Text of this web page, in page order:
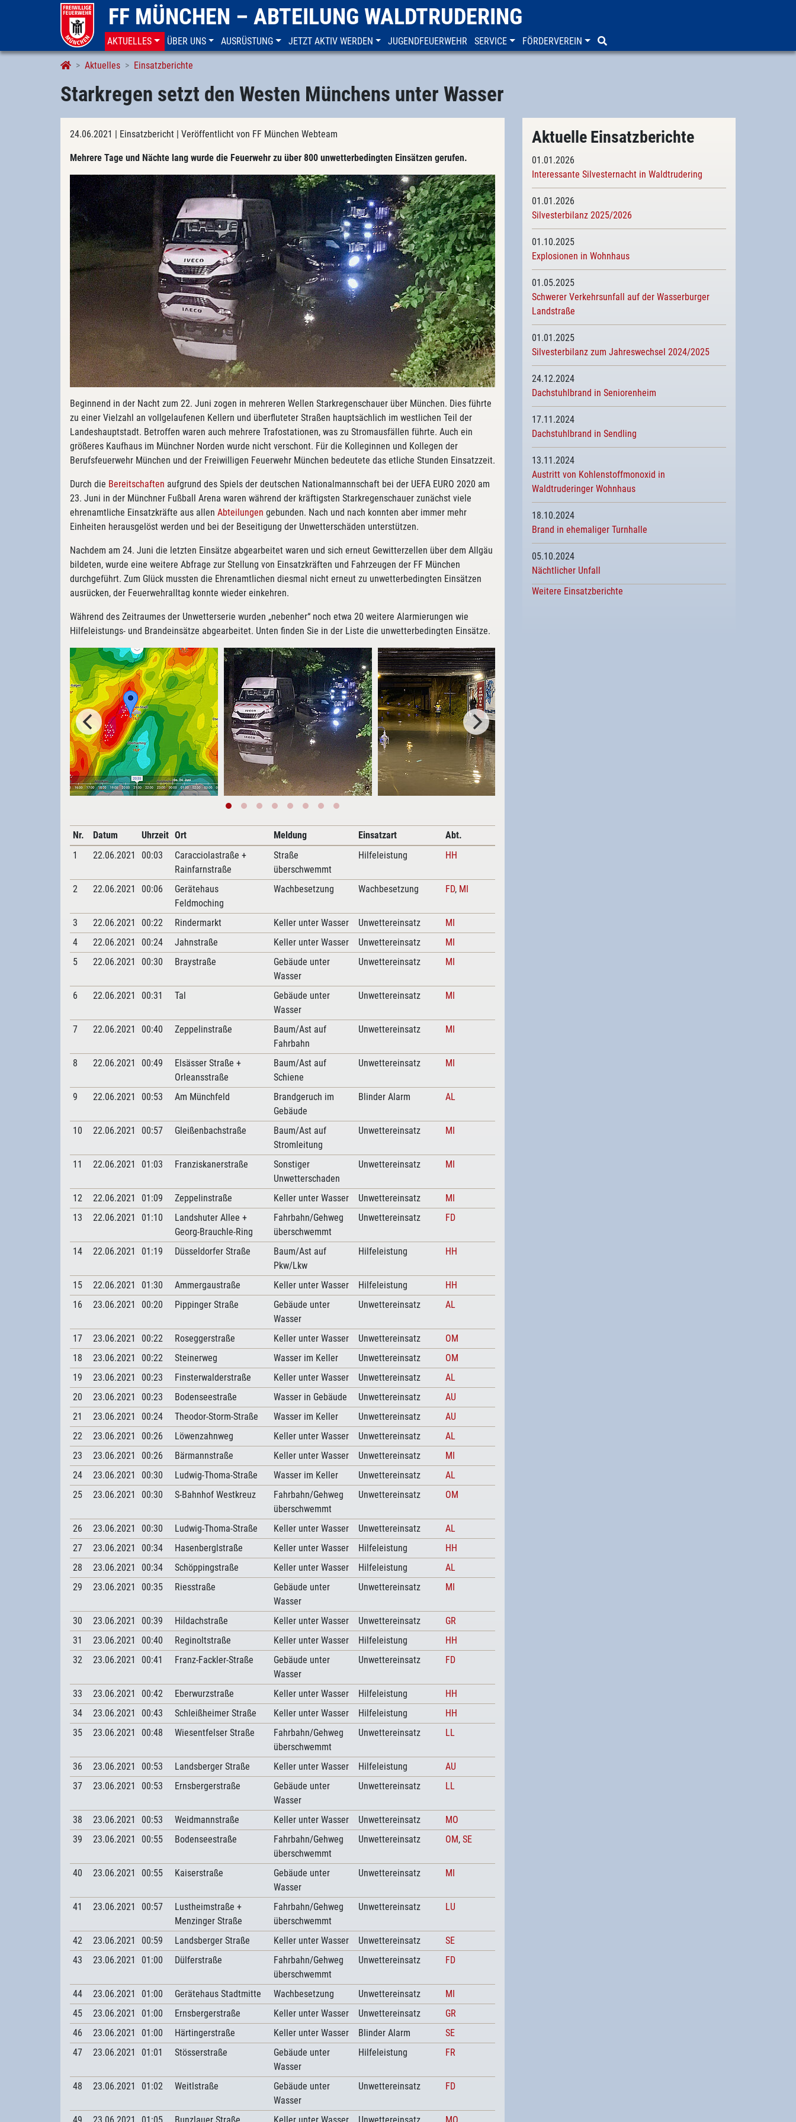
FF MÜNCHEN – ABTEILUNG WALDTRUDERING
AKTUELLES ÜBER UNS AUSRÜSTUNG JETZT AKTIV WERDEN JUGENDFEUERWEHR SERVICE FÖRDERVEREIN
Aktuelles Einsatzberichte
Starkregen setzt den Westen Münchens unter Wasser
24.06.2021 | Einsatzbericht | Veröffentlicht von FF München Webteam
Mehrere Tage und Nächte lang wurde die Feuerwehr zu über 800 unwetterbedingten Einsätzen gerufen.
Beginnend in der Nacht zum 22. Juni zogen in mehreren Wellen Starkregenschauer über München. Dies führte
zu einer Vielzahl an vollgelaufenen Kellern und überfluteter Straßen hauptsächlich im westlichen Teil der
Landeshauptstadt. Betroffen waren auch mehrere Trafostationen, was zu Stromausfällen führte. Auch ein
größeres Kaufhaus im Münchner Norden wurde nicht verschont. Für die Kolleginnen und Kollegen der
Berufsfeuerwehr München und der Freiwilligen Feuerwehr München bedeutete das etliche Stunden Einsatzzeit.
Durch die Bereitschaften aufgrund des Spiels der deutschen Nationalmannschaft bei der UEFA EURO 2020 am
23. Juni in der Münchner Fußball Arena waren während der kräftigsten Starkregenschauer zunächst viele
ehrenamtliche Einsatzkräfte aus allen Abteilungen gebunden. Nach und nach konnten aber immer mehr
Einheiten herausgelöst werden und bei der Beseitigung der Unwetterschäden unterstützen.
Nachdem am 24. Juni die letzten Einsätze abgearbeitet waren und sich erneut Gewitterzellen über dem Allgäu
bildeten, wurde eine weitere Abfrage zur Stellung von Einsatzkräften und Fahrzeugen der FF München
durchgeführt. Zum Glück mussten die Ehrenamtlichen diesmal nicht erneut zu unwetterbedingten Einsätzen
ausrücken, der Feuerwehralltag konnte wieder einkehren.
Während des Zeitraumes der Unwetterserie wurden „nebenher“ noch etwa 20 weitere Alarmierungen wie
Hilfeleistungs- und Brandeinsätze abgearbeitet. Unten finden Sie in der Liste die unwetterbedingten Einsätze.
Nr. Datum Uhrzeit Ort Meldung Einsatzart
Abt.
1
22.06.2021 00:03
Caracciolastraße +
Rainfarnstraße
Straße
überschwemmt
Hilfeleistung HH
2 22.06.2021 00:06
Gerätehaus
Feldmoching
Wachbesetzung Wachbesetzung FD, MI
3 22.06.2021 00:22 Rindermarkt Keller unter Wasser Unwettereinsatz
MI
4
22.06.2021 00:24 Jahnstraße Keller unter Wasser Unwettereinsatz
MI
5
22.06.2021 00:30 Braystraße
Gebäude unter
Wasser
Unwettereinsatz MI
6 22.06.2021 00:31 Tal
Gebäude unter
Wasser
Unwettereinsatz MI
7 22.06.2021 00:40 Zeppelinstraße
Baum/Ast auf
Fahrbahn
Unwettereinsatz MI
8 22.06.2021 00:49
Elsässer Straße +
Orleansstraße
Baum/Ast auf
Schiene
Unwettereinsatz MI
9 22.06.2021 00:53 Am Münchfeld
Brandgeruch im
Gebäude
Blinder Alarm AL
10 22.06.2021 00:57 Gleißenbachstraße
Baum/Ast auf
Stromleitung
Unwettereinsatz MI
11 22.06.2021 01:03 Franziskanerstraße
Sonstiger
Unwetterschaden
Unwettereinsatz MI
12 22.06.2021 01:09 Zeppelinstraße Keller unter Wasser Unwettereinsatz
MI
13
22.06.2021 01:10
Landshuter Allee +
Georg-Brauchle-Ring
Fahrbahn/Gehweg
überschwemmt
Unwettereinsatz FD
14 22.06.2021 01:19 Düsseldorfer Straße
Baum/Ast auf
Pkw/Lkw
Hilfeleistung HH
15 22.06.2021 01:30 Ammergaustraße Keller unter Wasser Hilfeleistung
HH
16
23.06.2021 00:20 Pippinger Straße
Gebäude unter
Wasser
Unwettereinsatz AL
17 23.06.2021 00:22 Roseggerstraße Keller unter Wasser Unwettereinsatz
OM
18
23.06.2021 00:22 Steinerweg Wasser im Keller Unwettereinsatz
OM
19
23.06.2021 00:23 Finsterwalderstraße Keller unter Wasser Unwettereinsatz
AL
20
23.06.2021 00:23 Bodenseestraße Wasser in Gebäude Unwettereinsatz
AU
21
23.06.2021 00:24 Theodor-Storm-Straße Wasser im Keller Unwettereinsatz
AU
22
23.06.2021 00:26 Löwenzahnweg Keller unter Wasser Unwettereinsatz
AL
23
23.06.2021 00:26 Bärmannstraße Keller unter Wasser Unwettereinsatz
MI
24
23.06.2021 00:30 Ludwig-Thoma-Straße Wasser im Keller Unwettereinsatz
AL
25
23.06.2021 00:30 S-Bahnhof Westkreuz
Fahrbahn/Gehweg
überschwemmt
Unwettereinsatz OM
26 23.06.2021 00:30 Ludwig-Thoma-Straße Keller unter Wasser Unwettereinsatz
AL
27
23.06.2021 00:34 Hasenberglstraße Keller unter Wasser Hilfeleistung
HH
28
23.06.2021 00:34 Schöppingstraße Keller unter Wasser Hilfeleistung
AL
29
23.06.2021 00:35 Riesstraße
Gebäude unter
Wasser
Unwettereinsatz MI
30 23.06.2021 00:39 Hildachstraße Keller unter Wasser Unwettereinsatz
GR
31
23.06.2021 00:40 Reginoltstraße Keller unter Wasser Hilfeleistung
HH
32
23.06.2021 00:41 Franz-Fackler-Straße
Gebäude unter
Wasser
Unwettereinsatz FD
33 23.06.2021 00:42 Eberwurzstraße Keller unter Wasser Hilfeleistung
HH
34
23.06.2021 00:43 Schleißheimer Straße Keller unter Wasser Hilfeleistung
HH
35
23.06.2021 00:48 Wiesentfelser Straße
Fahrbahn/Gehweg
überschwemmt
Unwettereinsatz LL
36 23.06.2021 00:53 Landsberger Straße Keller unter Wasser Hilfeleistung
AU
37
23.06.2021 00:53 Ernsbergerstraße
Gebäude unter
Wasser
Unwettereinsatz LL
38 23.06.2021 00:53 Weidmannstraße Keller unter Wasser Unwettereinsatz
MO
39
23.06.2021 00:55 Bodenseestraße
Fahrbahn/Gehweg
überschwemmt
Unwettereinsatz OM, SE
40 23.06.2021 00:55 Kaiserstraße
Gebäude unter
Wasser
Unwettereinsatz MI
41 23.06.2021 00:57
Lustheimstraße +
Menzinger Straße
Fahrbahn/Gehweg
überschwemmt
Unwettereinsatz LU
42 23.06.2021 00:59 Landsberger Straße Keller unter Wasser Unwettereinsatz
SE
43
23.06.2021 01:00 Dülferstraße
Fahrbahn/Gehweg
überschwemmt
Unwettereinsatz FD
44 23.06.2021 01:00 Gerätehaus Stadtmitte Wachbesetzung Unwettereinsatz
MI
45
23.06.2021 01:00 Ernsbergerstraße Keller unter Wasser Unwettereinsatz
GR
46
23.06.2021 01:00 Härtingerstraße Keller unter Wasser Blinder Alarm
SE
47
23.06.2021 01:01 Stösserstraße
Gebäude unter
Wasser
Hilfeleistung FR
48 23.06.2021 01:02 Weitlstraße
Gebäude unter
Wasser
Unwettereinsatz FD
Aktuelle Einsatzberichte
01.01.2026
Interessante Silvesternacht in Waldtrudering
01.01.2026
Silvesterbilanz 2025/2026
01.10.2025
Explosionen in Wohnhaus
01.05.2025
Schwerer Verkehrsunfall auf der Wasserburger
Landstraße
01.01.2025
Silvesterbilanz zum Jahreswechsel 2024/2025
24.12.2024
Dachstuhlbrand in Seniorenheim
17.11.2024
Dachstuhlbrand in Sendling
13.11.2024
Austritt von Kohlenstoffmonoxid in
Waldtruderinger Wohnhaus
18.10.2024
Brand in ehemaliger Turnhalle
05.10.2024
Nächtlicher Unfall
Weitere Einsatzberichte